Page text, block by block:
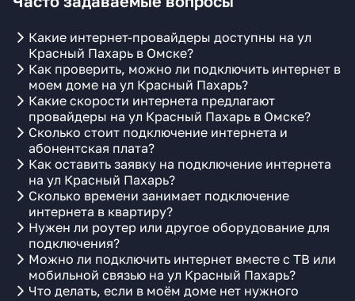
Какие интернет-провайдеры доступны на ул
Красный Пахарь в Омске?
Как проверить, можно ли подключить интернет в
моем доме на ул Красный Пахарь?
Какие скорости интернета предлагают
провайдеры на ул Красный Пахарь в Омске?
Сколько стоит подключение интернета и
абонентская плата?
Как оставить заявку на подключение интернета
на ул Красный Пахарь?
Сколько времени занимает подключение
интернета в квартиру?
Нужен ли роутер или другое оборудование для
подключения?
Можно ли подключить интернет вместе с ТВ или
мобильной связью на ул Красный Пахарь?
Что делать, если в моём доме нет нужного